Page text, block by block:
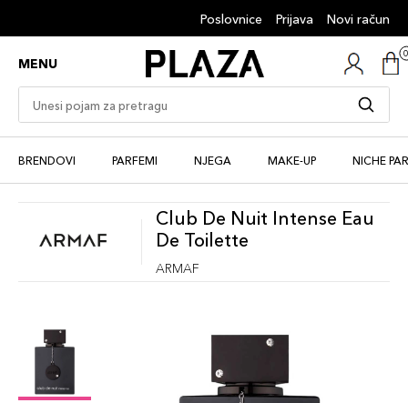
Poslovnice Prijava Novi račun
MENU
BRENDOVI PARFEMI NJEGA MAKE-UP NICHE
Club De Nuit Intense Eau
De Toilette
ARMAF